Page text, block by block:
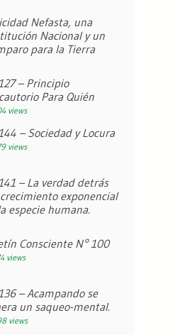
Nefasta, una
Nacional y un
para la Tierra
– Principio
Para Quién
views
– Sociedad y Locura
views
– La verdad detrás
exponencial
especie humana.
Consciente N° 100
views
– Acampando se
un saqueo-mental.
views